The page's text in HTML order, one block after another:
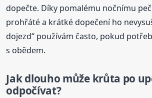
dopečte. Díky pomalému nočnímu
prohřáté a krátké dopečení ho
dojezd“ používám často, pokud
s obědem.
Jak dlouho může krůta po
odpočívat?